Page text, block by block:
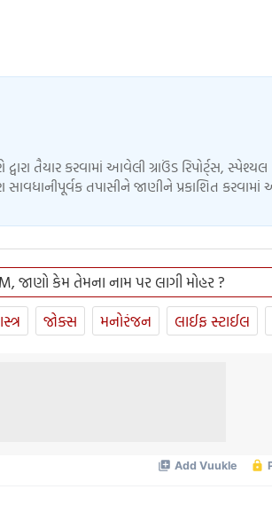
તૈયાર કરવામાં આવેલી ગ્રાઉંડ રિપોર્ટ્સ, સ્પેશ્યલ
સાવધાનીપૂર્વક તપાસીને જાણીને પ્રકાશિત
જાણો કેમ તેમના નામ પર લાગી મોહર ?
જોક્સ મનોરંજન લાઈફ સ્ટાઈલ